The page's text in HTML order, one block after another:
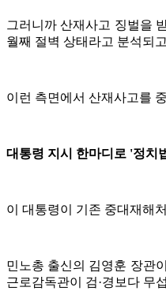
그러니까 산재사고 징벌을
월째 절벽 상태라고 분석되
이런 측면에서 산재사고를
대통령 지시 한마디로 '정치
이 대통령이 기존 중대재해
민노총 출신의 김영훈 장관
근로감독관이 검·경보다 무